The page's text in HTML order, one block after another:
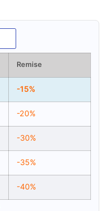
Remise
-15%
-20%
-30%
-35%
-40%